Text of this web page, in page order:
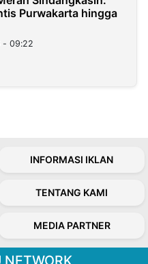
Purwakarta hingga
- 09:22
INFORMASI IKLAN
TENTANG KAMI
MEDIA PARTNER
NETWORK